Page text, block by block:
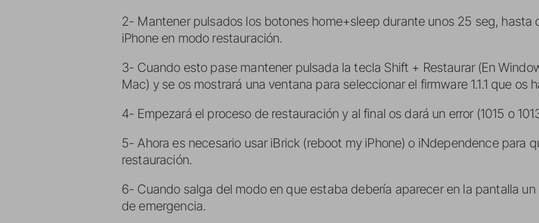
2- Mantener pulsados los botones home+sleep durante unos 25 seg, hasta
iPhone en modo restauración.
3- Cuando esto pase mantener pulsada la tecla Shift + Restaurar (En
Mac) y se os mostrará una ventana para seleccionar el firmware 1.1.1 que os
4- Empezará el proceso de restauración y al final os dará un error (1015 o
5- Ahora es necesario usar iBrick (reboot my iPhone) o iNdependence para
restauración.
6- Cuando salga del modo en que estaba debería aparecer en la pantalla
de emergencia.